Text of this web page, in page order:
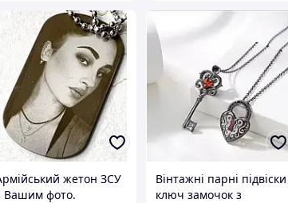
жетон ЗСУ
Вашим фото.
Вінтажні парні підвіски
ключ замочок з